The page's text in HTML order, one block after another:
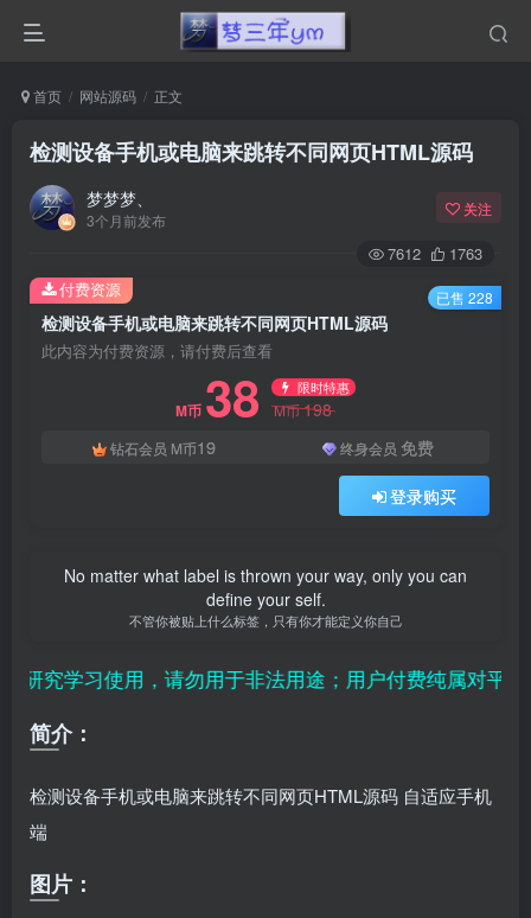
首页 网站源码 正文
检测设备手机或电脑来跳转不同网页HTML源码
梦梦梦、
3个月前发布
关注
7612 1763
检测设备手机或电脑来跳转不同网页HTML源码
此内容为付费资源，请付费后查看
M币 38 限时特惠
M币198
钻石会员 M币19 终身会员 免费
登录购买
付费资源 已售 228
No matter what label is thrown your way, only you can
define your self.
不管你被贴上什么标签，只有你才能定义你自己
学习使用，请勿用于非法用途；用户付费纯属对平台
简介：
检测设备手机或电脑来跳转不同网页HTML源码 自适应手机
端
图片：